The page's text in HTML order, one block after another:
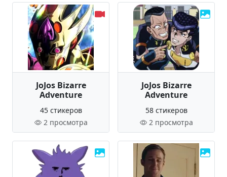
JoJos Bizarre
Adventure
45 стикеров
2 просмотра
JoJos Bizarre
Adventure
58 стикеров
2 просмотра